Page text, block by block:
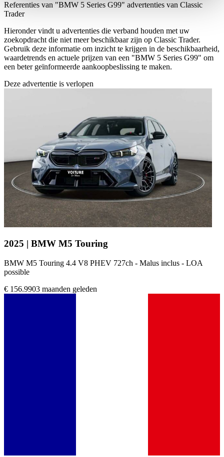
weiteren Daten zusammen, die Sie ihnen bereitgestellt
haben oder die sie im Rahmen Ihrer Nutzung der Dienste
gesammelt haben.
Datenschutzerklärung
Referenties van "BMW 5 Series G99" advertenties van Classic
Trader
Hieronder vindt u advertenties die verband houden met uw
zoekopdracht die niet meer beschikbaar zijn op Classic Trader.
Gebruik deze informatie om inzicht te krijgen in de beschikbaarheid,
waardetrends en actuele prijzen van een "BMW 5 Series G99" om
een beter geïnformeerde aankoopbeslissing te maken.
Deze advertentie is verlopen
2025 | BMW M5 Touring
BMW M5 Touring 4.4 V8 PHEV 727ch - Malus inclus - LOA
possible
€ 156.9903 maanden geleden